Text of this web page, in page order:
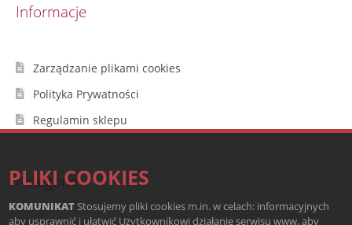
Informacje
Zarządzanie plikami cookies
Polityka Prywatności
Regulamin sklepu
Kategorie
PLIKI COOKIES
KOMUNIKATStosujemy pliki cookies m.in. w celach: informacyjnych
aby usprawnić i ułatwić Użytkownikowi działanie serwisu www, aby